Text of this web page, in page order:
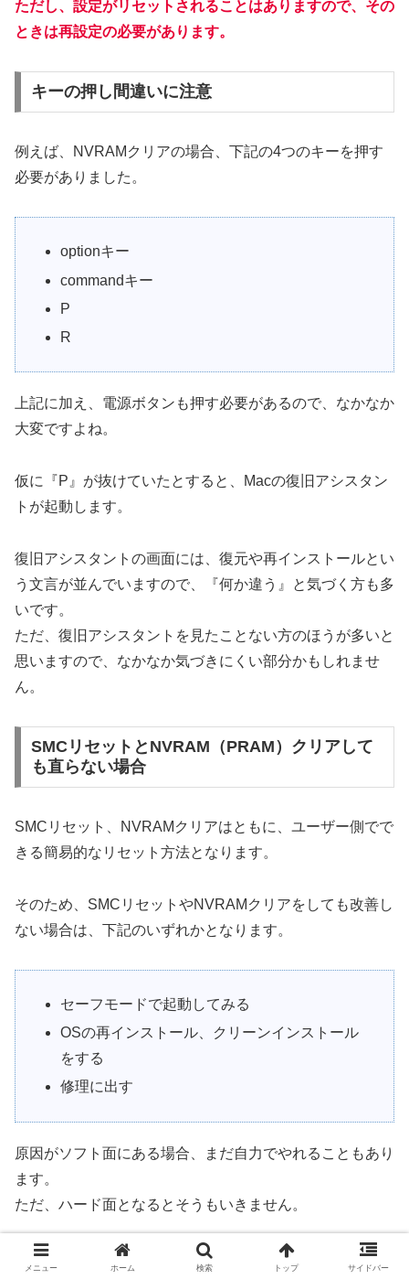
ただし、設定がリセットされることはありますので、その
ときは再設定の必要があります。
キーの押し間違いに注意
例えば、NVRAMクリアの場合、下記の4つのキーを押す
必要がありました。
optionキー
commandキー
P
R
上記に加え、電源ボタンも押す必要があるので、なかなか
大変ですよね。
仮に『P』が抜けていたとすると、Macの復旧アシスタン
トが起動します。
復旧アシスタントの画面には、復元や再インストールとい
う文言が並んでいますので、『何か違う』と気づく方も多
いです。
ただ、復旧アシスタントを見たことない方のほうが多いと
思いますので、なかなか気づきにくい部分かもしれませ
ん。
SMCリセットとNVRAM（PRAM）クリアして
も直らない場合
SMCリセット、NVRAMクリアはともに、ユーザー側でで
きる簡易的なリセット方法となります。
そのため、SMCリセットやNVRAMクリアをしても改善し
ない場合は、下記のいずれかとなります。
セーフモードで起動してみる
OSの再インストール、クリーンインストール
をする
修理に出す
原因がソフト面にある場合、まだ自力でやれることもあり
ます。
ただ、ハード面となるとそうもいきません。
自力での解決が難しそうな場合は、Appleサポートやパソ
メニュー ホーム 検索 トップ サイドバー